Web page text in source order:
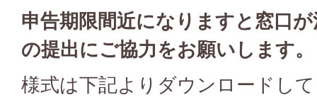
申告期限間近になりますと窓口
の提出にご協力をお願いします。
様式は下記よりダウンロードし